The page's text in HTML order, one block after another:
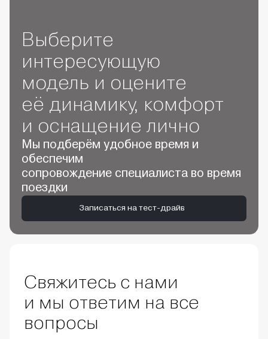
Выберите
интересующую
модель и оцените
её динамику, комфорт
и оснащение лично
Мы подберём удобное время и
обеспечим
сопровождение специалиста во время
поездки
Записаться на тест-драйв
Свяжитесь с нами
и мы ответим на все
вопросы